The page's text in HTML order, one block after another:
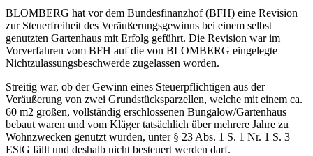
BLOMBERG hat vor dem Bundesfinanzhof (BFH) eine Revision
zur Steuerfreiheit des Veräußerungsgewinns bei einem selbst
genutzten Gartenhaus mit Erfolg geführt. Die Revision war im
Vorverfahren vom BFH auf die von BLOMBERG eingelegte
Nichtzulassungsbeschwerde zugelassen worden.
Streitig war, ob der Gewinn eines Steuerpflichtigen aus der
Veräußerung von zwei Grundstücksparzellen, welche mit einem ca.
60 m2 großen, vollständig erschlossenen Bungalow/Gartenhaus
bebaut waren und vom Kläger tatsächlich über mehrere Jahre zu
Wohnzwecken genutzt wurden, unter § 23 Abs. 1 S. 1 Nr. 1 S. 3
EStG fällt und deshalb nicht besteuert werden darf.